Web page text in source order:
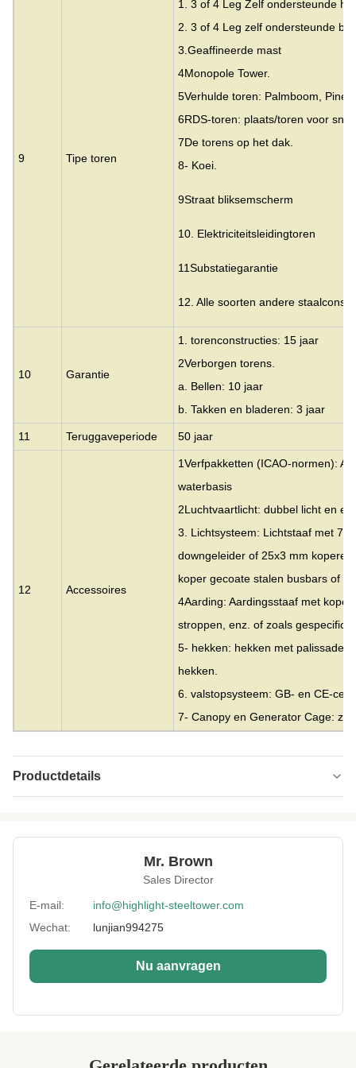
9 Tipe toren
1. 3 of 4 Leg Zelf ondersteunde
2. 3 of 4 Leg zelf ondersteunde
3. Geaffineerde mast
4Monopole Tower.
5Verhulde toren: Palmboom, Pine
6RDS-toren: plaats/toren voor
7De torens op het dak.
8- Koei.
9Straat bliksemscherm
10. Elektriciteitsleidingtoren
11Substatiegarantie
12. Alle soorten andere
10 Garantie
1. torenconstructies: 15 jaar
2Verborgen torens.
a. Bellen: 10 jaar
b. Takken en bladeren: 3 jaar
11 Teruggaveperiode 50 jaar
12 Accessoires
1Verfpakketten (ICAO-normen):
waterbasis
2Luchtvaartlicht: dubbel licht en
3. Lichtsysteem: Lichtstaaf met 70
downgeleider of 25x3 mm
koper gecoate stalen busbars of
4Aarding: Aardingsstaaf met
stroppen, enz. of zoals
5- hekken: hekken met palissade
hekken.
6. valstopsysteem: GB- en CE-
7- Canopy en Generator Cage:
Productdetails
Height: 10m tot 500m
enkele monopool
Certification: SGS, CE, ISO
Warranty: 15 jaar
Surface
Protection:
Mr. Brown
Sales Director
E-mail:
info@highlight-steeltower.com
Wechat:
lunjian994275
Nu aanvragen